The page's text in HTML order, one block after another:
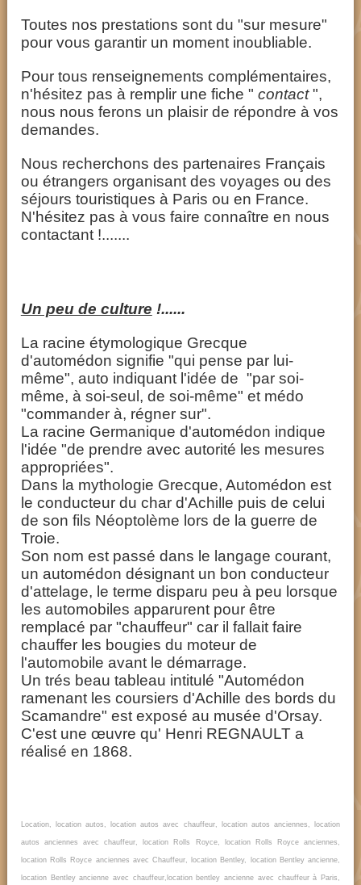
Toutes nos prestations sont du "sur mesure"
pour vous garantir un moment inoubliable.
Pour tous renseignements complémentaires,
n'hésitez pas à remplir une fiche " contact",
nous nous ferons un plaisir de répondre à vos
demandes.
Nous recherchons des partenaires Français
ou étrangers organisant des voyages ou des
séjours touristiques à Paris ou en France.
N'hésitez pas à vous faire connaître en nous
contactant !.......
Un peu de culture !......
La racine étymologique Grecque
d'automédon signifie "qui pense par lui-
même", auto indiquant l'idée de "par soi-
même, à soi-seul, de soi-même" et médo
"commander à, régner sur".
La racine Germanique d'automédon indique
l'idée "de prendre avec autorité les mesures
appropriées".
Dans la mythologie Grecque, Automédon est
le conducteur du char d'Achille puis de celui
de son fils Néoptolème lors de la guerre de
Troie.
Son nom est passé dans le langage courant,
un automédon désignant un bon conducteur
d'attelage, le terme disparu peu à peu lorsque
les automobiles apparurent pour être
remplacé par "chauffeur" car il fallait faire
chauffer les bougies du moteur de
l'automobile avant le démarrage.
Un trés beau tableau intitulé "Automédon
ramenant les coursiers d'Achille des bords du
Scamandre" est exposé au musée d'Orsay.
C'est une œuvre qu' Henri REGNAULT a
réalisé en 1868.
Location, location autos, location autos avec chauffeur, location autos anciennes, location
autos anciennes avec chauffeur, location Rolls Royce, location Rolls Royce anciennes,
location Rolls Royce anciennes avec Chauffeur, location Bentley, location Bentley ancienne,
location Bentley ancienne avec chauffeur,​location bentley ancienne avec chauffeur à Paris,